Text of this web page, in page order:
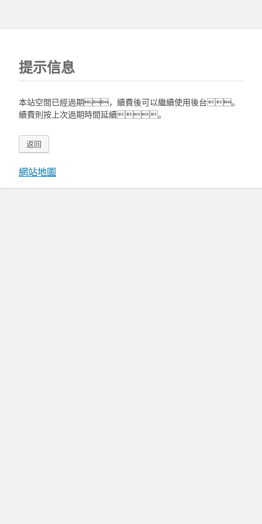
提示信息
本站空間已經過期，續費後可以繼續使用後台。
續費則按上次過期時間延續。
返回
網站地圖